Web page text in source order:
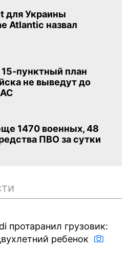
для Украины
Atlantic назвал
пунктный план
не выведут до
1470 военных, 48
ПВО за сутки
протаранил грузовик:
ребенок